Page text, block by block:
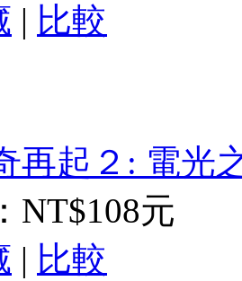
| 比較
再起２: 電光
NT$108元
| 比較